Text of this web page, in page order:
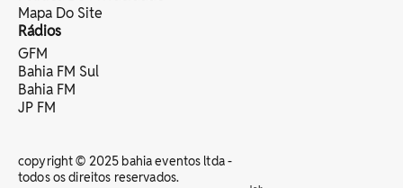
Mapa Do Site
Rádios
GFM
Bahia FM Sul
Bahia FM
JP FM
copyright © 2025 bahia eventos ltda -
todos os direitos reservados.